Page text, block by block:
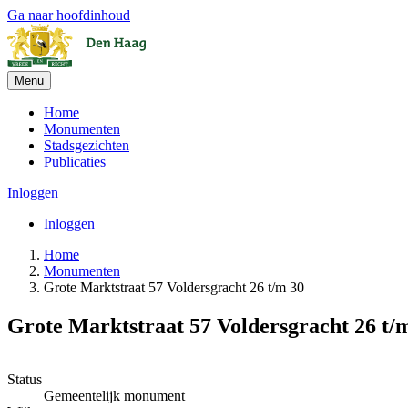
Ga naar hoofdinhoud
Menu
Home
Monumenten
Stadsgezichten
Publicaties
Inloggen
Inloggen
Home
Monumenten
Grote Marktstraat 57 Voldersgracht 26 t/m 30
Grote Marktstraat 57 Voldersgracht 26 t/
+
Status
Gemeentelijk monument